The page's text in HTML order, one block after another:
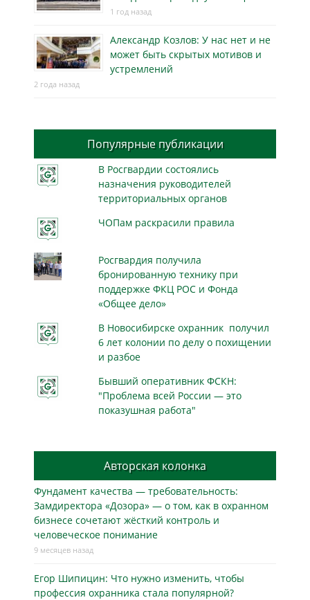
1 год назад
Александр Козлов: У нас нет и не
может быть скрытых мотивов и
устремлений
2 года назад
Популярные публикации
В Росгвардии состоялись
назначения руководителей
территориальных органов
ЧОПам раскрасили правила
Росгвардия получила
бронированную технику при
поддержке ФКЦ РОС и Фонда
«Общее дело»
В Новосибирске охранник получил
6 лет колонии по делу о похищении
и разбое
Бывший оперативник ФСКН:
"Проблема всей России — это
показушная работа"
Авторская колонка
Фундамент качества — требовательность:
Замдиректора «Дозора» — о том, как в охранном
бизнесe сочетают жёсткий контроль и
человеческое понимание
9 месяцев назад
Егор Шипицин: Что нужно изменить, чтобы
профессия охранника стала популярной?